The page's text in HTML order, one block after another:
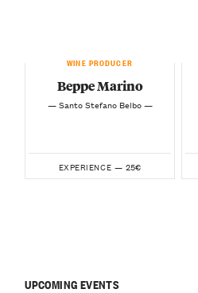
WINE PRODUCER
Beppe Marino
— Santo Stefano Belbo —
EXPERIENCE — 25€
UPCOMING EVENTS